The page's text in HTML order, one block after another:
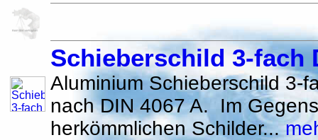
Schieberschild 3-fach
Aluminium Schieberschild 3-
nach DIN 4067 A. Im
herkömmlichen Schilder...